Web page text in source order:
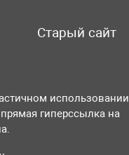
Старый сайт
использовании
гиперссылка на